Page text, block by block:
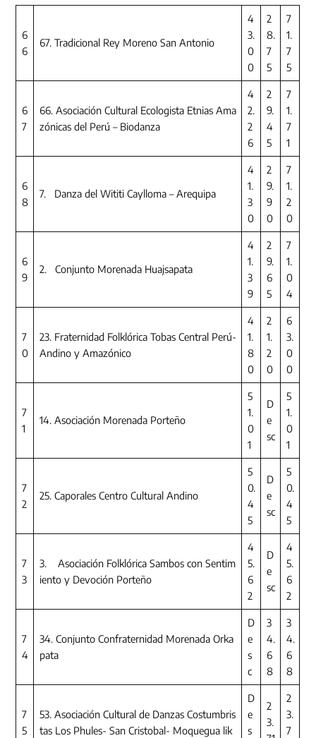
6
6
67. Tradicional Rey Moreno San Antonio
4
3.
0
0
2
8.
7
5
7
1.
7
5
6
7
66. Asociación Cultural Ecologista Etnias Ama
zónicas del Perú – Biodanza
4
2.
2
6
2
9.
4
5
7
1.
7
1
6
8
7. Danza del Wititi Caylloma – Arequipa
4
1.
3
0
2
9.
9
0
7
1.
2
0
6
9
2. Conjunto Morenada Huajsapata
4
1.
3
9
2
9.
6
5
7
1.
0
4
7
0
23. Fraternidad Folklórica Tobas Central Perú-
Andino y Amazónico
4
1.
8
0
2
1.
2
0
6
3.
0
0
7
1
14. Asociación Morenada Porteño
5
1.
0
1
D
e
sc
5
1.
0
1
7
2
25. Caporales Centro Cultural Andino
5
0.
4
5
D
e
sc
5
0.
4
5
7
3
3. Asociación Folklórica Sambos con Sentim
iento y Devoción Porteño
4
5.
6
2
D
e
sc
4
5.
6
2
7
4
34. Conjunto Confraternidad Morenada Orka
pata
D
e
s
c
3
4.
6
8
3
4.
6
8
7
5
53. Asociación Cultural de Danzas Costumbris
tas Los Phules- San Cristobal- Moquegua lik
D
e
s
2
3.
2
3.
7